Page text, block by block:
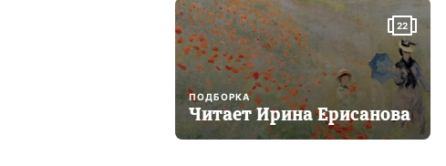
22
ПОДБОРКА
Читает Ирина Ерисанова